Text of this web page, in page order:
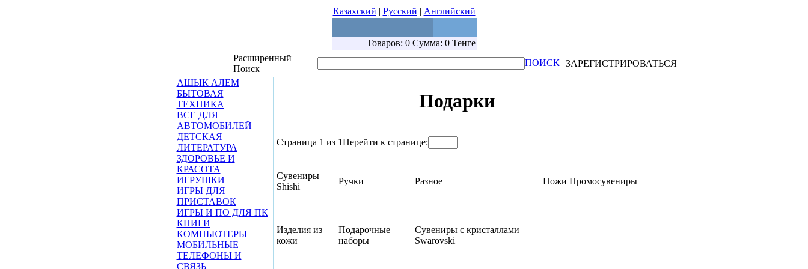
Казахский | Русский | Английский
Товаров: 0 Сумма: 0 Тенге
Расширенный
Поиск
ПОИСК
ЗАРЕГИСТРИРОВАТЬСЯ
АШЫК АЛЕМ
БЫТОВАЯ
ТЕХНИКА
ВСЕ ДЛЯ
АВТОМОБИЛЕЙ
ДЕТСКАЯ
ЛИТЕРАТУРА
ЗДОРОВЬЕ И
КРАСОТА
ИГРУШКИ
ИГРЫ ДЛЯ
ПРИСТАВОК
ИГРЫ И ПО ДЛЯ ПК
КНИГИ
КОМПЬЮТЕРЫ
МОБИЛЬНЫЕ
ТЕЛЕФОНЫ И
СВЯЗЬ
Подарки
Страница 1 из 1Перейти к странице:
Сувениры
Shishi
Ручки Разное Ножи Промосувениры
Изделия из
кожи
Подарочные
наборы
Сувениры с кристаллами
Swarovski